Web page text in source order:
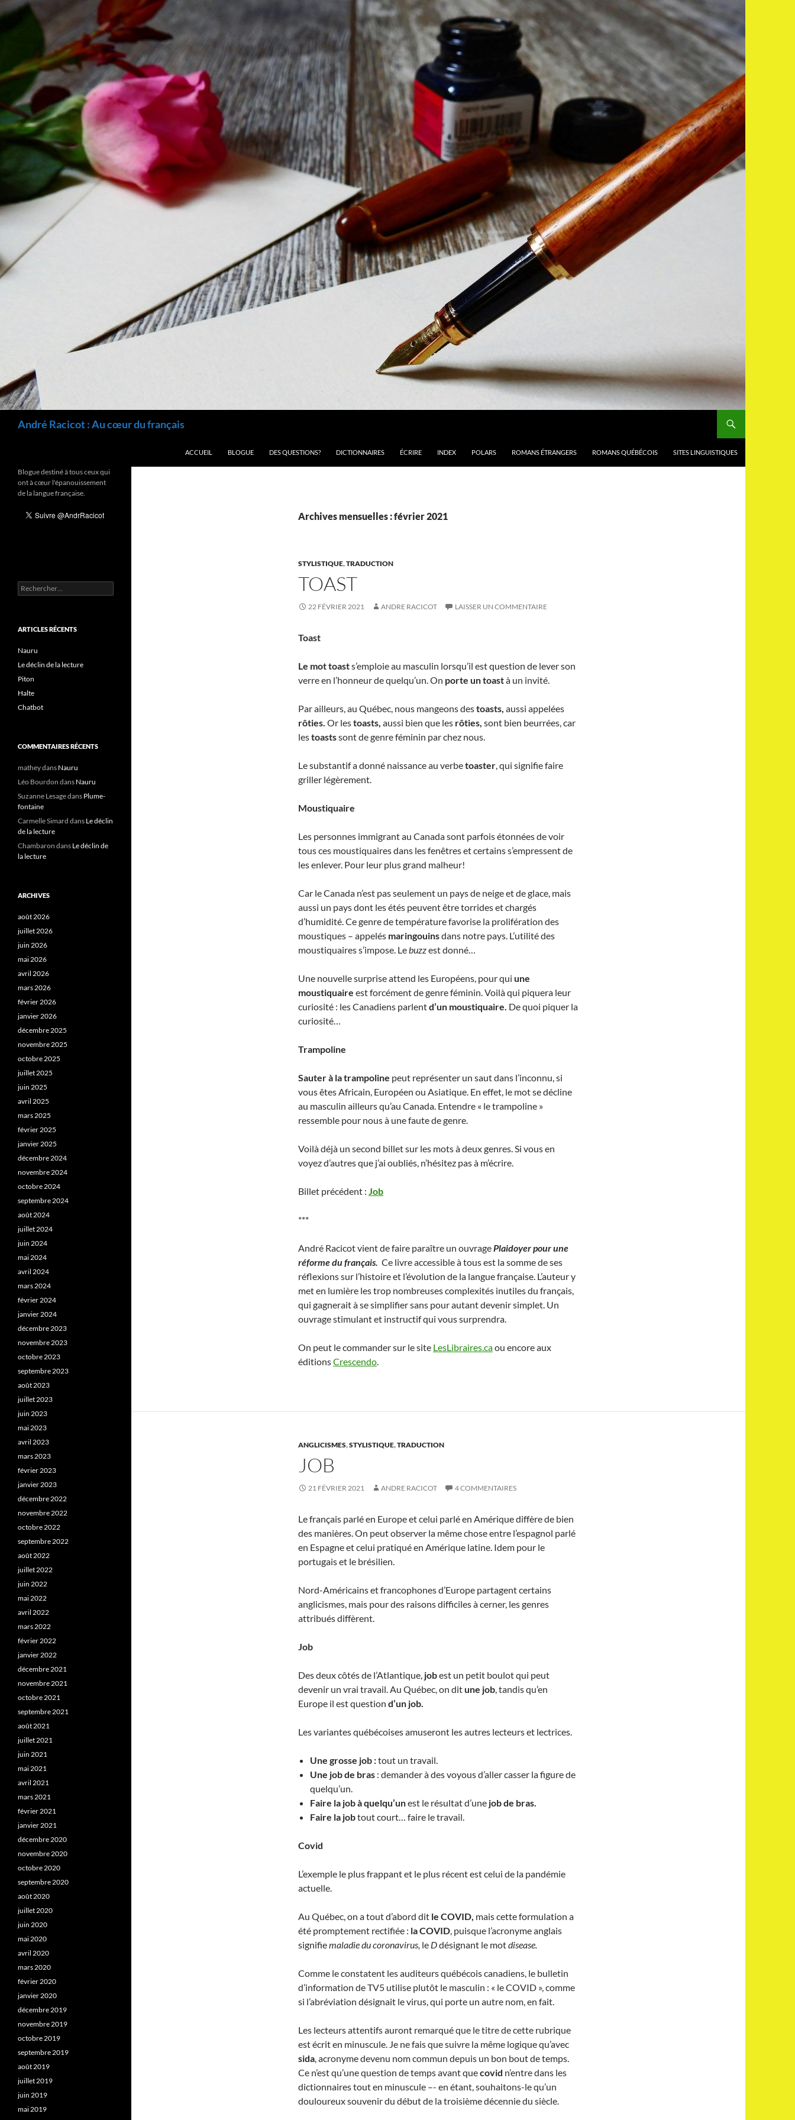
André Racicot : Au cœur du français
ACCUEIL
BLOGUE DES QUESTIONS? DICTIONNAIRES ÉCRIRE INDEX POLARS ROMANS ÉTRANGERS ROMANS QUÉBÉCOIS SITES LINGUISTIQUES
Archives mensuelles : février 2021
STYLISTIQUE,TRADUCTION
TOAST
22 FÉVRIER 2021 ANDRE RACICOT LAISSER UN COMMENTAIRE
Toast
Le mot toasts’emploie au masculin lorsqu’il est question de lever son
verre en l’honneur de quelqu’un. On porte un toastà un invité.
Par ailleurs, au Québec, nous mangeons destoasts, aussi appelées
rôties. Or lestoasts, aussi bien que les rôties, sont bien beurrées, car
lestoastssont de genre féminin par chez nous.
Le substantif a donné naissance au verbetoaster, qui signifie faire
griller légèrement.
Moustiquaire
Les personnes immigrant au Canada sont parfois étonnées de voir
tous ces moustiquaires dans les fenêtres et certains s’empressent de
les enlever. Pour leur plus grand malheur!
Car le Canada n’est pas seulement un pays de neige et de glace, mais
aussi un pays dont les étés peuvent être torrides et chargés
d’humidité. Ce genre de température favorise la prolifération des
moustiques – appelés maringouinsdans notre pays. L’utilité des
moustiquaires s’impose. Lebuzzest donné…
Une nouvelle surprise attend les Européens, pour qui une
moustiquaire est forcément de genre féminin. Voilà qui piquera leur
curiosité : les Canadiens parlentd’un moustiquaire. De quoi piquer la
curiosité…
Trampoline
Sauter à la trampoline peut représenter un saut dans l’inconnu, si
vous êtes Africain, Européen ou Asiatique. En effet, le mot se décline
au masculin ailleurs qu’au Canada. Entendre « le trampoline »
ressemble pour nous à une faute de genre.
Voilà déjà un second billet sur les mots à deux genres. Si vous en
voyez d’autres que j’ai oubliés, n’hésitez pas à m’écrire.
Billet précédent : Job
***
André Racicot vient de faire paraître un ouvragePlaidoyer pour une
réforme du français. Ce livre accessible à tous est la somme de ses
réflexions sur l’histoire et l’évolution de la langue française. L’auteur y
met en lumière les trop nombreuses complexités inutiles du français,
qui gagnerait à se simplifier sans pour autant devenir simplet. Un
ouvrage stimulant et instructif qui vous surprendra.
On peut le commander sur le site LesLibraires.caou encore aux
éditionsCrescendo.
ANGLICISMES,STYLISTIQUE,TRADUCTION
JOB
21 FÉVRIER 2021 ANDRE RACICOT 4 COMMENTAIRES
Le français parlé en Europe et celui parlé en Amérique diffère de bien
des manières. On peut observer la même chose entre l’espagnol parlé
en Espagne et celui pratiqué en Amérique latine. Idem pour le
portugais et le brésilien.
Nord-Américains et francophones d’Europe partagent certains
anglicismes, mais pour des raisons difficiles à cerner, les genres
attribués diffèrent.
Job
Des deux côtés de l’Atlantique, jobest un petit boulot qui peut
devenir un vrai travail. Au Québec, on ditune job, tandis qu’en
Europe il est question d’un job.
Les variantes québécoises amuseront les autres lecteurs et lectrices.
Une grosse job :tout un travail.
Une job de bras : demander à des voyous d’aller casser la figure de
quelqu’un.
Faire la job à quelqu’unest le résultat d’une job de bras.
Faire la jobtout court… faire le travail.
Covid
L’exemple le plus frappant et le plus récent est celui de la pandémie
actuelle.
Au Québec, on a tout d’abord dit le COVID, mais cette formulation a
été promptement rectifiée : la COVID, puisque l’acronyme anglais
signifiemaladie du coronavirus, le Ddésignant le motdisease.
Comme le constatent les auditeurs québécois canadiens, le bulletin
d’information de TV5 utilise plutôt le masculin : « le COVID », comme
si l’abréviation désignait le virus, qui porte un autre nom, en fait.
Les lecteurs attentifs auront remarqué que le titre de cette rubrique
est écrit en minuscule. Je ne fais que suivre la même logique qu’avec
sida, acronyme devenu nom commun depuis un bon bout de temps.
Ce n’est qu’une question de temps avant quecovid n’entre dans les
dictionnaires tout en minuscule –- en étant, souhaitons-le qu’un
douloureux souvenir du début de la troisième décennie du siècle.
Blogue destiné à tous ceux qui
ont à cœur l'épanouissement
de la langue française.
Rechercher :
ARTICLES RÉCENTS
Nauru
Le déclin de la lecture
Piton
Halte
Chatbot
COMMENTAIRES RÉCENTS
matheydans Nauru
Léo Bourdon dans Nauru
Suzanne Lesagedans Plume-
fontaine
Carmelle Simard dans Le déclin
de la lecture
Chambaron dans Le déclin de
la lecture
ARCHIVES
août 2026
juillet 2026
juin 2026
mai 2026
avril 2026
mars 2026
février 2026
janvier 2026
décembre 2025
novembre 2025
octobre 2025
juillet 2025
juin 2025
avril 2025
mars 2025
février 2025
janvier 2025
décembre 2024
novembre 2024
octobre 2024
septembre 2024
août 2024
juillet 2024
juin 2024
mai 2024
avril 2024
mars 2024
février 2024
janvier 2024
décembre 2023
novembre 2023
octobre 2023
septembre 2023
août 2023
juillet 2023
juin 2023
mai 2023
avril 2023
mars 2023
février 2023
janvier 2023
décembre 2022
novembre 2022
octobre 2022
septembre 2022
août 2022
juillet 2022
juin 2022
mai 2022
avril 2022
mars 2022
février 2022
janvier 2022
décembre 2021
novembre 2021
octobre 2021
septembre 2021
août 2021
juillet 2021
juin 2021
mai 2021
avril 2021
mars 2021
février 2021
janvier 2021
décembre 2020
novembre 2020
octobre 2020
septembre 2020
août 2020
juillet 2020
juin 2020
mai 2020
avril 2020
mars 2020
février 2020
janvier 2020
décembre 2019
novembre 2019
octobre 2019
septembre 2019
août 2019
juillet 2019
juin 2019
mai 2019